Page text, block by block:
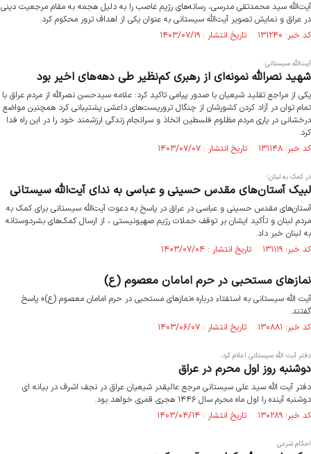
آیت‌الله سید محمدتقی مدرسی، رسانه‌های رژیم غاصب را به دلیل هجمه به مقام مرجعیت دینی
در عراق و نمایش تصویر آیت‌الله‌ سیستانی به عنوان یکی از اهداف ترور محکوم کرد.
کد خبر: ۱۳۱۲۴۰ تاریخ انتشار : ۱۴۰۳/۰۷/۱۹
آیت‌الله سیستانی:
شهید نصرالله نمونه‌ای از رهبری کم‌نظیر طی دهه‌های اخیر بود
یکی از مراجع تقلید شیعیان با صدور پیامی تاکید کرد: علامه سیدحسن نصرالله از مردم عراق با
تمام توان در آزاد کردن کشورشان از چنگال تروریست‌های داعشی پشتیبانی کرد همچنین مواضع
درخشانی در یاری مردم مظلوم فلسطین اتخاذ و سرانجام زندگی ارزشمند خود را در این راه فدا
کرد.
کد خبر: ۱۳۱۱۴۸ تاریخ انتشار : ۱۴۰۳/۰۷/۰۷
در کمک به لبنان؛
لبیک آستان‌های مقدس حسینی و عباسی به ندای آیت‌الله سیستانی
آستان‌های مقدس حسینی و عباسی در عراق در پاسخ به دعوت آیت‌الله سیستانی برای کمک به
مردم لبنان و تأکید ایشان بر توقف حملات رژیم صهیونیستی ، از ارسال کمک‌های بشردوستانه
به لبنان خبر داد.
کد خبر: ۱۳۱۱۱۹ تاریخ انتشار : ۱۴۰۳/۰۷/۰۴
نمازهای مستحبی در حرم امامان معصوم (ع)
آیت الله سیستانی به استفتاء درباره «نمازهای مستحبی در حرم امامان معصوم (ع)» پاسخ
گفتند.
کد خبر: ۱۳۰۸۸۱ تاریخ انتشار : ۱۴۰۳/۰۶/۰۷
دفتر آیت الله سیستانی اعلام کرد:
دوشنبه روز اول محرم در عراق
دفتر آیت الله سید علی سیستانی مرجع عالیقدر شیعیان عراق در نجف اشرف در بیانه ای
دوشنبه آینده را اول ماه محرم سال ۱۴۴۶ هجری قمری خواهد بود.
کد خبر: ۱۳۰۲۸۹ تاریخ انتشار : ۱۴۰۳/۰۴/۱۴
احکام شرعی